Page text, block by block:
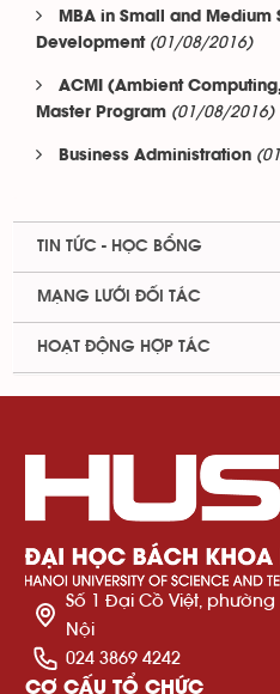
MBA in Small and Medium
Development (01/08/2016)
ACMI (Ambient
Master Program (01/08/2016)
Business Administration
TIN TỨC - HỌC BỔNG
MẠNG LƯỚI ĐỐI TÁC
HOẠT ĐỘNG HỢP TÁC
Số 1 Đại Cồ Việt,
Nội
024 3869 4242
CƠ CẤU TỔ CHỨC